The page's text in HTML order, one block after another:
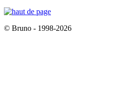
© Bruno - 1998-2026